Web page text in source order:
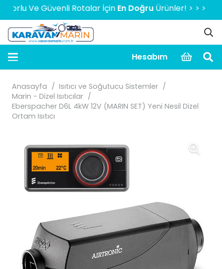
Ve Güvenli Rotalar İçinEn DoğruÜrünler! > > > > > 2000
Hesabım
Anasayfa / Isıtıcı ve Soğutucu Sistemler /
Marin - Dizel Isıtıcılar /
Eberspacher D6L 4kW 12V (MARIN SET) Yeni Nesil Dizel
Ortam Isıtıcı